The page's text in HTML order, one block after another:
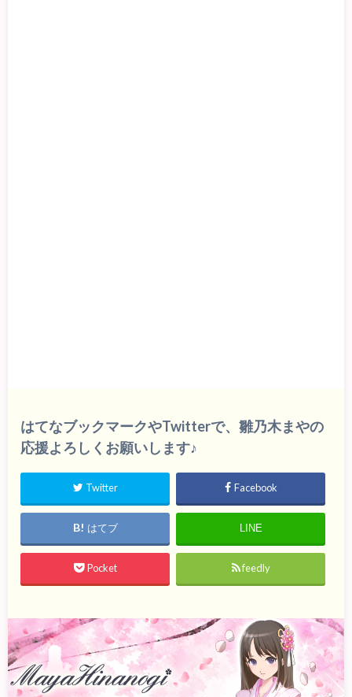
はてなブックマークやTwitterで、雛乃木まやの
応援よろしくお願いします♪
Twitter Facebook
はてブ LINE
Pocket feedly